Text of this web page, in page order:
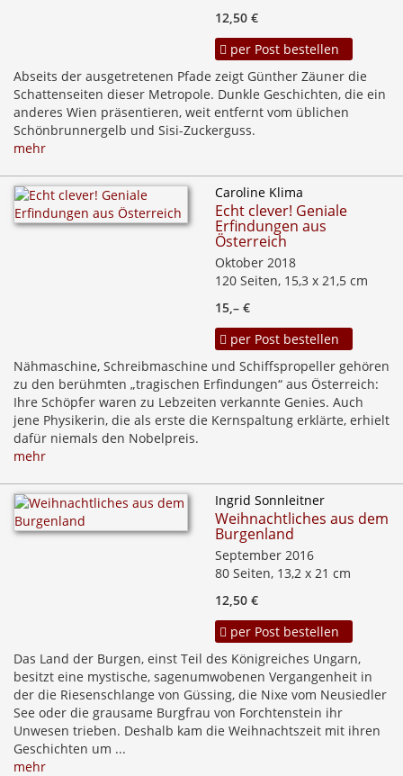
12,50 €
per Post bestellen
Abseits der ausgetretenen Pfade zeigt Günther Zäuner die
Schattenseiten dieser Metropole. Dunkle Geschichten, die ein
anderes Wien präsentieren, weit entfernt vom üblichen
Schönbrunnergelb und Sisi-Zuckerguss.
mehr
Caroline Klima
Echt clever! Geniale
Erfindungen aus
Österreich
Oktober 2018
120 Seiten, 15,3 x 21,5 cm
15,– €
per Post bestellen
Nähmaschine, Schreibmaschine und Schiffspropeller gehören
zu den berühmten „tragischen Erfindungen“ aus Österreich:
Ihre Schöpfer waren zu Lebzeiten verkannte Genies. Auch
jene Physikerin, die als erste die Kernspaltung erklärte, erhielt
dafür niemals den Nobelpreis.
mehr
Ingrid Sonnleitner
Weihnachtliches aus dem
Burgenland
September 2016
80 Seiten, 13,2 x 21 cm
12,50 €
per Post bestellen
Das Land der Burgen, einst Teil des Königreiches Ungarn,
besitzt eine mystische, sagenumwobenen Vergangenheit in
der die Riesenschlange von Güssing, die Nixe vom Neusiedler
See oder die grausame Burgfrau von Forchtenstein ihr
Unwesen trieben. Deshalb kam die Weihnachtszeit mit ihren
Geschichten um ...
mehr